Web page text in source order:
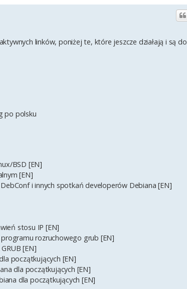
linków, poniżej te, które jeszcze działają i są do
po polsku
BSD [EN]
[EN]
i innych spotkań developerów Debiana [EN]
stosu IP [EN]
programu rozruchowego grub [EN]
[EN]
początkujących [EN]
dla początkujących [EN]
dla początkujących [EN]